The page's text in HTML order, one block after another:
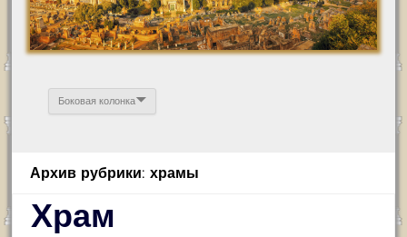
Боковая колонка
Архив рубрики: храмы
Храм